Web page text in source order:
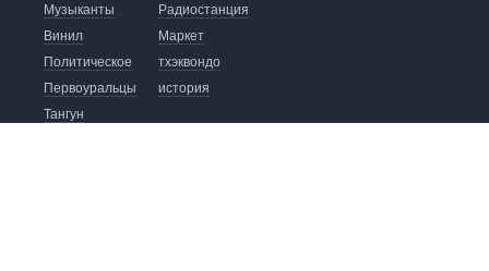
Музыканты
Винил
Политическое
Первоуральцы
Радиостанция
Маркет
тхэквондо
история
Тангун